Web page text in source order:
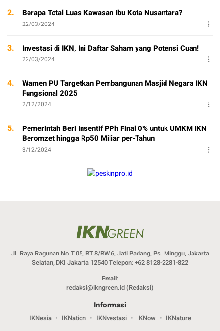
2. Berapa Total Luas Kawasan Ibu Kota Nusantara?
22/03/2024
3. Investasi di IKN, Ini Daftar Saham yang Potensi Cuan!
22/03/2024
4.
Wamen PU Targetkan Pembangunan Masjid Negara IKN
Fungsional 2025
2/12/2024
5.
Pemerintah Beri Insentif PPh Final 0% untuk UMKM IKN
Beromzet hingga Rp50 Miliar per-Tahun
3/12/2024
Jl. Raya Ragunan No.T.05, RT.8/RW.6, Jati Padang, Ps. Minggu, Jakarta
Selatan, DKI Jakarta 12540 Telepon: +62 8128-2281-822
Email:
redaksi@ikngreen.id(Redaksi)
Informasi
IKNesia IKNation IKNvestasi IKNow IKNature